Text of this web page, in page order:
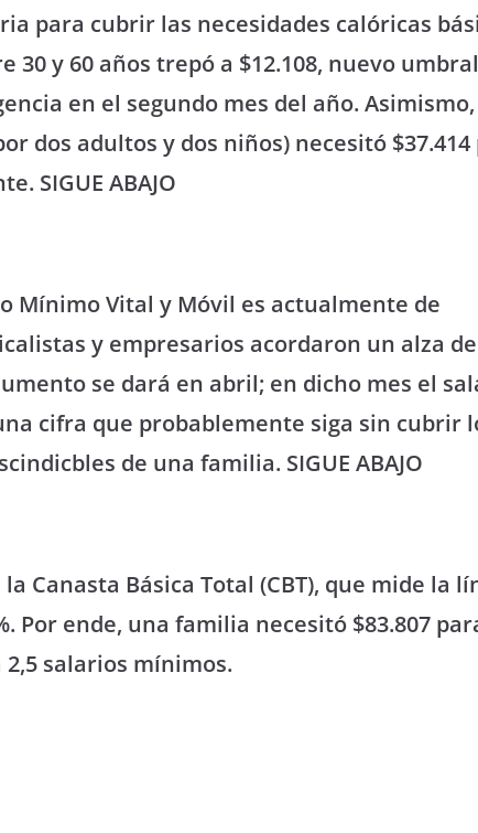
para cubrir las necesidades calóricas
30 y 60 años trepó a $12.108, nuevo
en el segundo mes del año.
dos adultos y dos niños) necesitó $37.414
SIGUE ABAJO
Mínimo Vital y Móvil es actualmente de
y empresarios acordaron un alza
se dará en abril; en dicho mes el
cifra que probablemente siga sin cubrir
de una familia. SIGUE ABAJO
Canasta Básica Total (CBT), que mide la
Por ende, una familia necesitó $83.807
salarios mínimos.